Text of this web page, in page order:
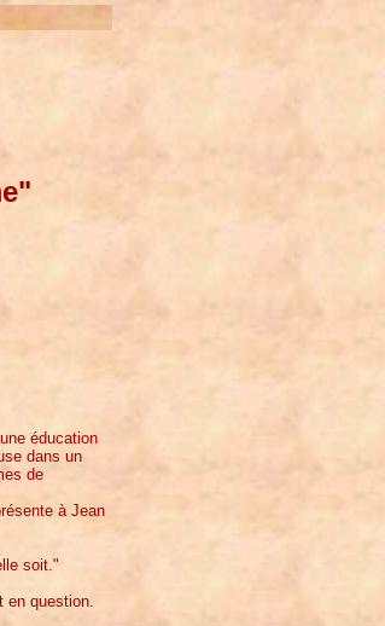
éducation
dans un
de
à Jean
soit."
question.